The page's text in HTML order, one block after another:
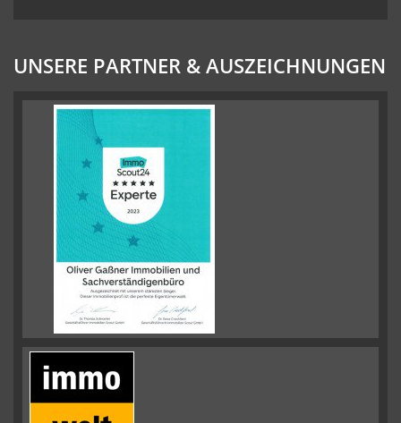
UNSERE PARTNER & AUSZEICHNUNGEN